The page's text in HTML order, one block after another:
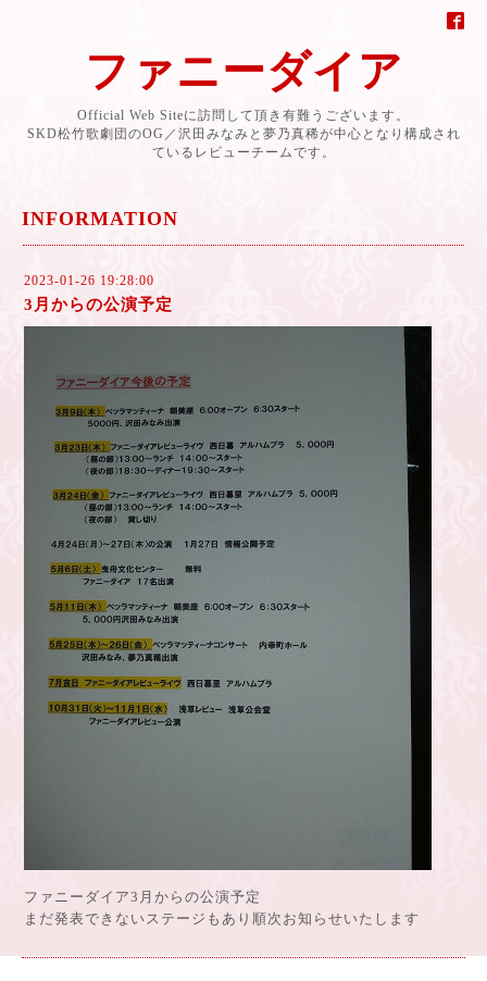
ファニーダイア
Official Web Siteに訪問して頂き有難うございます。
SKD松竹歌劇団のOG／沢田みなみと夢乃真稀が中心となり構成され
ているレビューチームです。
INFORMATION
2023-01-26 19:28:00
3月からの公演予定
ファニーダイア3月からの公演予定
まだ発表できないステージもあり順次お知らせいたします